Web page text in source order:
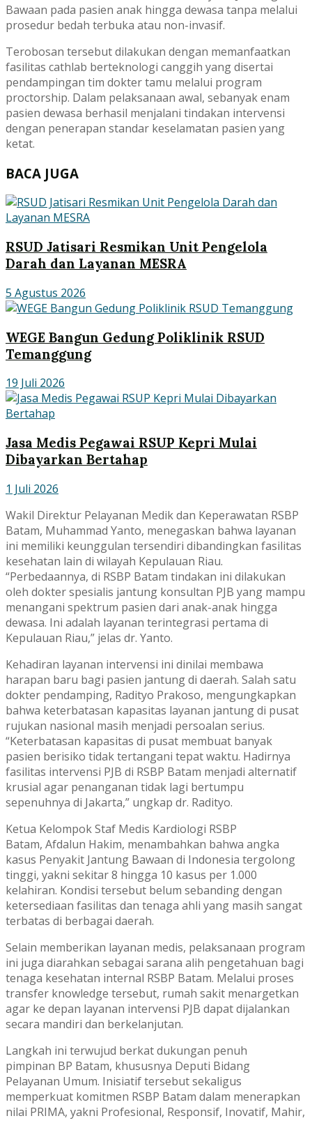
Bawaan pada pasien anak hingga dewasa tanpa melalui
prosedur bedah terbuka atau non-invasif.
Terobosan tersebut dilakukan dengan memanfaatkan
fasilitas cathlab berteknologi canggih yang disertai
pendampingan tim dokter tamu melalui program
proctorship. Dalam pelaksanaan awal, sebanyak enam
pasien dewasa berhasil menjalani tindakan intervensi
dengan penerapan standar keselamatan pasien yang
ketat.
BACA JUGA
RSUD Jatisari Resmikan Unit Pengelola
Darah dan Layanan MESRA
5 Agustus 2026
WEGE Bangun Gedung Poliklinik RSUD
Temanggung
19 Juli 2026
Jasa Medis Pegawai RSUP Kepri Mulai
Dibayarkan Bertahap
1 Juli 2026
Wakil Direktur Pelayanan Medik dan Keperawatan RSBP
Batam, Muhammad Yanto, menegaskan bahwa layanan
ini memiliki keunggulan tersendiri dibandingkan fasilitas
kesehatan lain di wilayah Kepulauan Riau.
“Perbedaannya, di RSBP Batam tindakan ini dilakukan
oleh dokter spesialis jantung konsultan PJB yang mampu
menangani spektrum pasien dari anak-anak hingga
dewasa. Ini adalah layanan terintegrasi pertama di
Kepulauan Riau,” jelas dr. Yanto.
Kehadiran layanan intervensi ini dinilai membawa
harapan baru bagi pasien jantung di daerah. Salah satu
dokter pendamping, Radityo Prakoso, mengungkapkan
bahwa keterbatasan kapasitas layanan jantung di pusat
rujukan nasional masih menjadi persoalan serius.
“Keterbatasan kapasitas di pusat membuat banyak
pasien berisiko tidak tertangani tepat waktu. Hadirnya
fasilitas intervensi PJB di RSBP Batam menjadi alternatif
krusial agar penanganan tidak lagi bertumpu
sepenuhnya di Jakarta,” ungkap dr. Radityo.
Ketua Kelompok Staf Medis Kardiologi RSBP
Batam, Afdalun Hakim, menambahkan bahwa angka
kasus Penyakit Jantung Bawaan di Indonesia tergolong
tinggi, yakni sekitar 8 hingga 10 kasus per 1.000
kelahiran. Kondisi tersebut belum sebanding dengan
ketersediaan fasilitas dan tenaga ahli yang masih sangat
terbatas di berbagai daerah.
Selain memberikan layanan medis, pelaksanaan program
ini juga diarahkan sebagai sarana alih pengetahuan bagi
tenaga kesehatan internal RSBP Batam. Melalui proses
transfer knowledge tersebut, rumah sakit menargetkan
agar ke depan layanan intervensi PJB dapat dijalankan
secara mandiri dan berkelanjutan.
Langkah ini terwujud berkat dukungan penuh
pimpinan BP Batam, khususnya Deputi Bidang
Pelayanan Umum. Inisiatif tersebut sekaligus
memperkuat komitmen RSBP Batam dalam menerapkan
nilai PRIMA, yakni Profesional, Responsif, Inovatif, Mahir,